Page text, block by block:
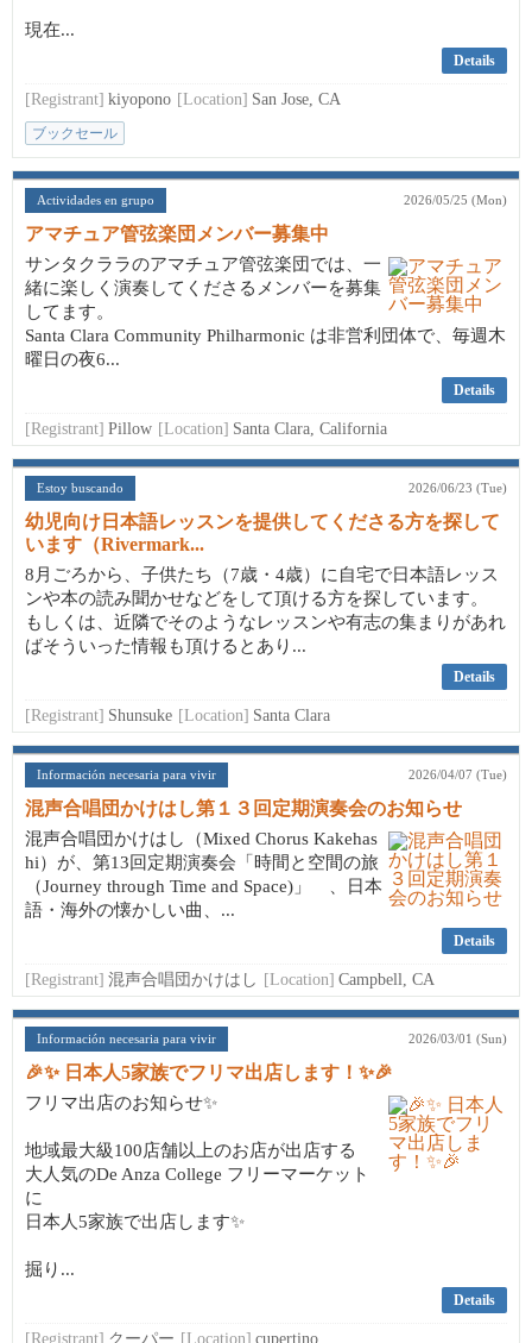
現在...
Details
[Registrant] kiyopono [Location] San Jose, CA
ブックセール
Actividades en grupo 2026/05/25 (Mon)
アマチュア管弦楽団メンバー募集中
サンタクララのアマチュア管弦楽団では、一
緒に楽しく演奏してくださるメンバーを募集
してます。
Santa Clara Community Philharmonic は非営利団体で、毎週木
曜日の夜6...
Details
[Registrant] Pillow [Location] Santa Clara, California
Estoy buscando 2026/06/23 (Tue)
幼児向け日本語レッスンを提供してくださる方を探して
います（Rivermark...
8月ごろから、子供たち（7歳・4歳）に自宅で日本語レッス
ンや本の読み聞かせなどをして頂ける方を探しています。
もしくは、近隣でそのようなレッスンや有志の集まりがあれ
ばそういった情報も頂けるとあり...
Details
[Registrant] Shunsuke [Location] Santa Clara
Información necesaria para vivir 2026/04/07 (Tue)
混声合唱団かけはし第１３回定期演奏会のお知らせ
混声合唱団かけはし（Mixed Chorus Kakehas
hi）が、第13回定期演奏会「時間と空間の旅
（Journey through Time and Space)」 、日本
語・海外の懐かしい曲、...
Details
[Registrant] 混声合唱団かけはし [Location] Campbell, CA
Información necesaria para vivir 2026/03/01 (Sun)
🎉✨ 日本人5家族でフリマ出店します！✨🎉
フリマ出店のお知らせ✨
地域最大級100店舗以上のお店が出店する
大人気のDe Anza College フリーマーケット
に
日本人5家族で出店します✨
掘り...
Details
[Registrant] クーパー [Location] cupertino